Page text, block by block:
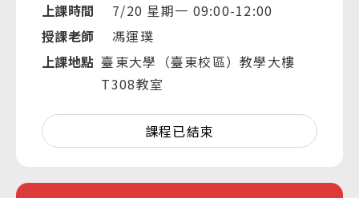
上課時間
7/20 星期一 09:00-12:00
授課老師
馮運璞
上課地點 臺東大學（臺東校區）教學大樓
T308教室
課程已結束